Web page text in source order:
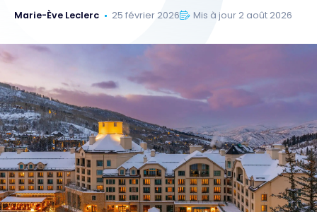
Marie-Ève Leclerc 25 février 2026 Mis à jour 2 août 2026